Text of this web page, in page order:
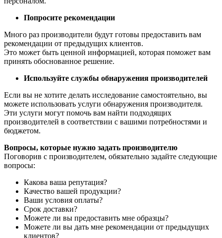
Попросите рекомендации
Много раз производители будут готовы предоставить вам
рекомендации от предыдущих клиентов.
Это может быть ценной информацией, которая поможет вам
принять обоснованное решение.
Используйте службы обнаружения производителей
Если вы не хотите делать исследование самостоятельно, вы
можете использовать услуги обнаружения производителя.
Эти услуги могут помочь вам найти подходящих
производителей в соответствии с вашими потребностями и
бюджетом.
Вопросы, которые нужно задать производителю
Поговорив с производителем, обязательно задайте следующие
вопросы:
Какова ваша репутация?
Качество вашей продукции?
Ваши условия оплаты?
Срок доставки?
Можете ли вы предоставить мне образцы?
Можете ли вы дать мне рекомендации от предыдущих
клиентов?